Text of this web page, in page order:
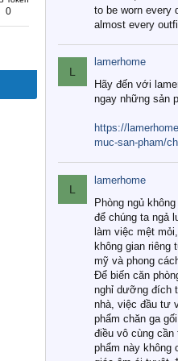
0
to be worn every
almost every
L
lamerhome
Hãy đến với
ngay những sản
https://
muc-san-pham/
L
lamerhome
Phòng ngủ
để chúng ta ngả
làm việc mệt
không gian riêng
mỹ và phong
Để biến căn
nghỉ dưỡng đích
nhà, việc đầu tư
phẩm chăn ga
điều vô cùng
phẩm này không